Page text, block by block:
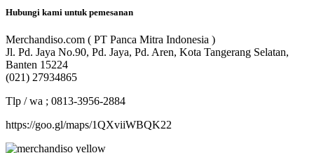
Hubungi kami untuk pemesanan
Merchandiso.com ( PT Panca Mitra Indonesia )
Jl. Pd. Jaya No.90, Pd. Jaya, Pd. Aren, Kota Tangerang Selatan,
Banten 15224
(021) 27934865
Tlp / wa ; 0813-3956-2884
https://goo.gl/maps/1QXviiWBQK22